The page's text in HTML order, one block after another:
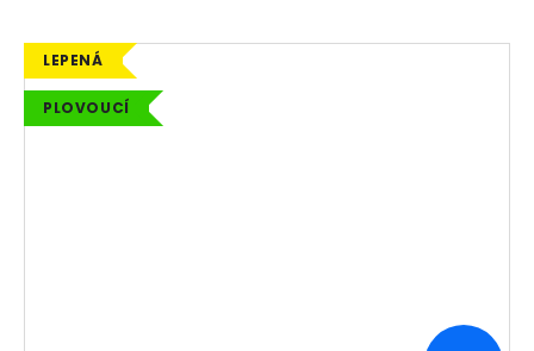
LEPENÁ
PLOVOUCÍ